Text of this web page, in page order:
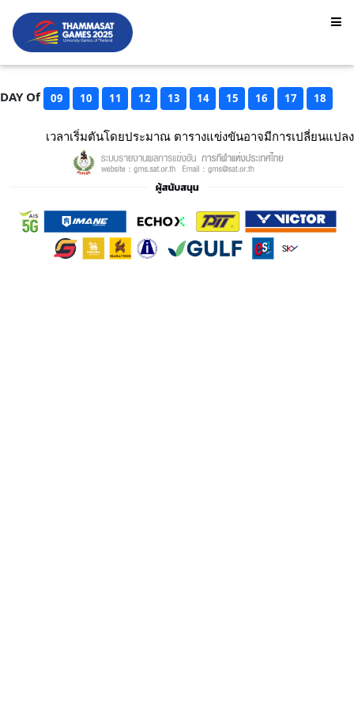
DAY Of 09 10 11 12 13 14 15 16 17 18
เวลาเริ่มตันโดยประมาณ ตารางแข่งขันอาจมีการเปลี่ยนแปลง